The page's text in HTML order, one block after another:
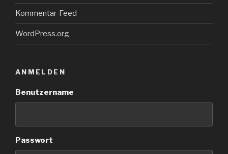
Kommentar-Feed
WordPress.org
ANMELDEN
Benutzername
Passwort